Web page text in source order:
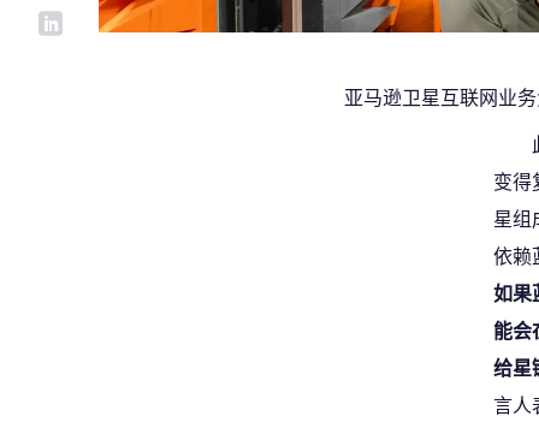
亚马逊卫星互联网业
变得
星组
依赖
如果
能会
给星
言人